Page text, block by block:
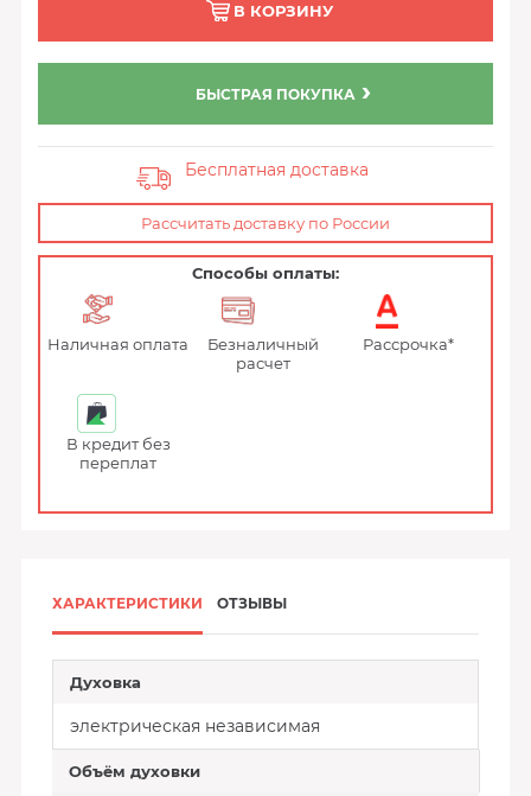
В КОРЗИНУ
БЫСТРАЯ ПОКУПКА
Бесплатная доставка
Рассчитать доставку по России
Способы оплаты:
Наличная оплата
Безналичный
расчет
Рассрочка*
В кредит без
переплат
ХАРАКТЕРИСТИКИ ОТЗЫВЫ
Духовка
электрическая независимая
Объём духовки